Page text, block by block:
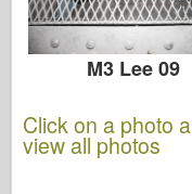
M3 Lee 09
Click on a photo
view all photos